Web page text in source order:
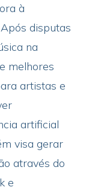
à
disputas
na
melhores
artistas e
artificial
visa gerar
através do
e